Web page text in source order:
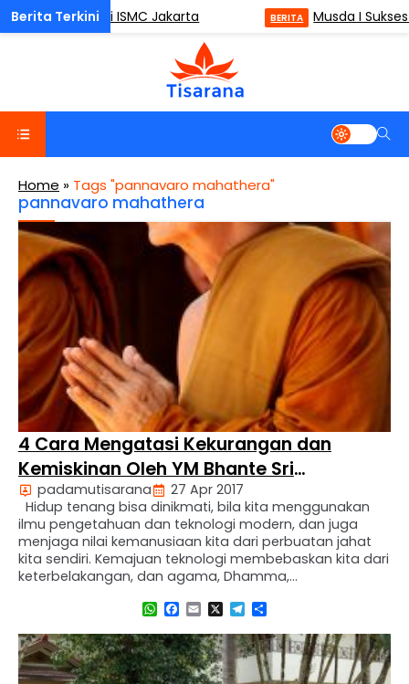
(ODM) di ISMC Jakarta BERITA Musda I Sukses
Home » Tags "pannavaro mahathera"
pannavaro mahathera
4 Cara Mengatasi Kekurangan dan
Kemiskinan Oleh YM Bhante Sri
Pannavaro Mahathera.
padamutisarana
27 Apr 2017
Hidup tenang bisa dinikmati, bila kita menggunakan
ilmu pengetahuan dan teknologi modern, dan juga
menjaga nilai kemanusiaan kita dari perbuatan jahat
kita sendiri. Kemajuan teknologi membebaskan kita dari
keterbelakangan, dan agama, Dhamma,
kegelisahan. Setiap orang ingin hidup bahagia, aman,
untuk mencapai kebahagiaan. …
WhatsApp
Facebook
Email
X Telegram